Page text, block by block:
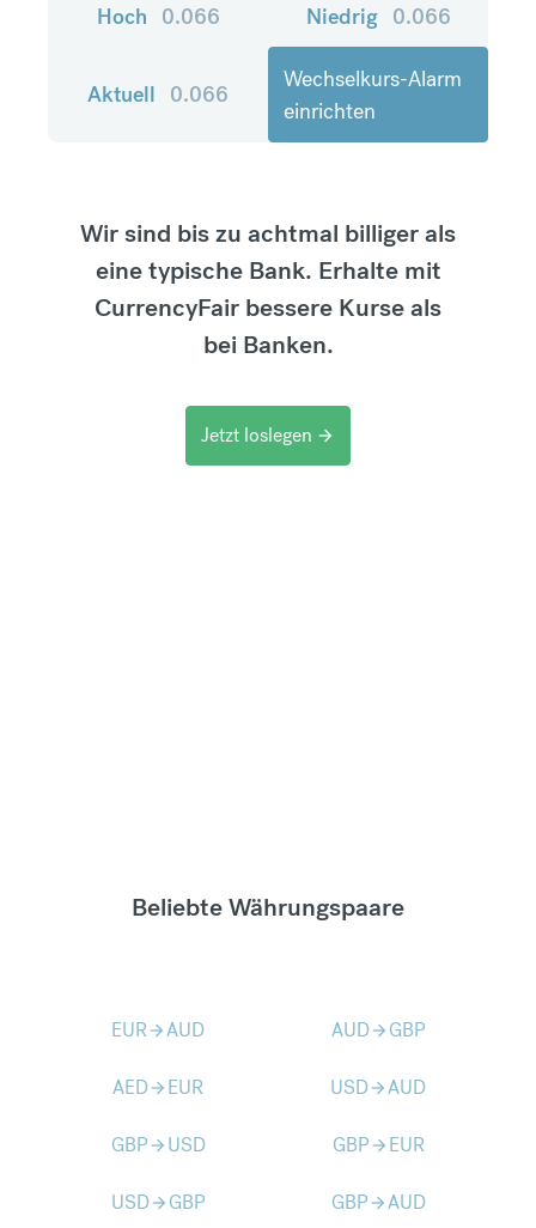
Hoch 0.066 Niedrig 0.066
Aktuell 0.066
Wechselkurs-Alarm
einrichten
Wir sind bis zu achtmal billiger als
eine typische Bank. Erhalte mit
CurrencyFair bessere Kurse als
bei Banken.
Jetzt loslegen arrow_forward
Beliebte Währungspaare
EURarrow_forwardAUD AUDarrow_forward GBP
AEDarrow_forward EUR USDarrow_forwardAUD
GBParrow_forward USD GBParrow_forward EUR
USDarrow_forward GBP GBParrow_forwardAUD